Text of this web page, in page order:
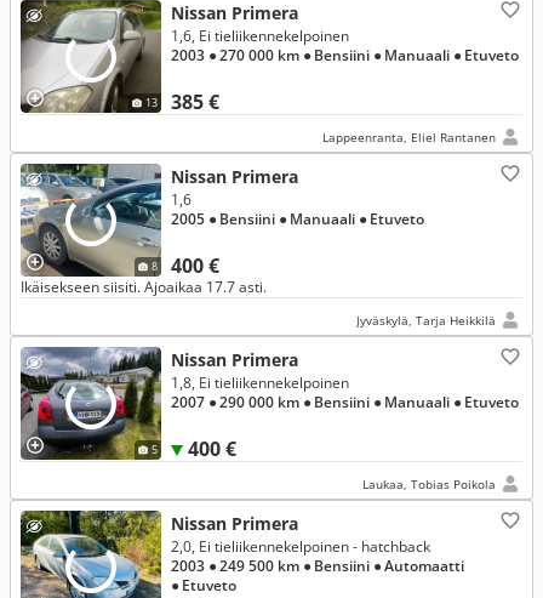
13
Nissan Primera
385 €
1,6, Ei tieliikennekelpoinen
2003 ● 270 000 km ● Bensiini ● Manuaali ● Etuveto
Lappeenranta, Eliel Rantanen
8
Nissan Primera
400 €
1,6
2005 ● Bensiini ● Manuaali ● Etuveto
Ikäisekseen siisiti. Ajoaikaa 17.7 asti.
Jyväskylä, Tarja Heikkilä
5
Nissan Primera
400 €
1,8, Ei tieliikennekelpoinen
2007 ● 290 000 km ● Bensiini ● Manuaali ● Etuveto
Laukaa, Tobias Poikola
Nissan Primera
2,0, Ei tieliikennekelpoinen - hatchback
2003 ● 249 500 km ● Bensiini ● Automaatti
● Etuveto